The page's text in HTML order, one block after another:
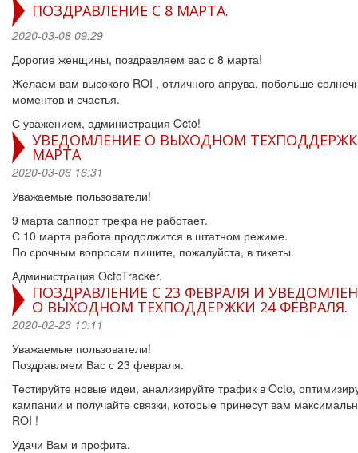
ПОЗДРАВЛЕНИЕ С 8 МАРТА.
2020-03-08 09:29
Дорогие женщины, поздравляем вас с 8 марта!
Желаем вам высокого ROI , отличного апрува, побольше
моментов и счастья.
С уважением, администрация Octo!
УВЕДОМЛЕНИЕ О ВЫХОДНОМ
МАРТА
2020-03-06 16:31
Уважаемые пользователи!
9 марта саппорт трекра не работает.
С 10 марта работа продолжится в штатном режиме.
По срочным вопросам пишите, пожалуйста, в тикеты.
Администрация OctoTracker.
ПОЗДРАВЛЕНИЕ С 23 ФЕВРАЛЯ И
О ВЫХОДНОМ ТЕХПОДДЕРЖКИ 24 ФЕВРАЛЯ.
2020-02-23 10:11
Уважаемые пользователи!
Поздравляем Вас с 23 февраля.
Тестируйте новые идеи, анализируйте трафик в Octo,
кампании и получайте связки, которые принесут вам
ROI !
Удачи Вам и профита.